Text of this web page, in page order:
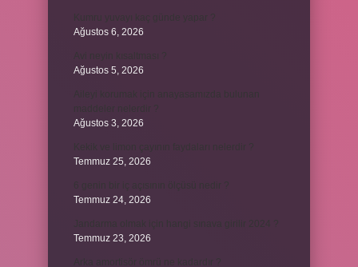
Ağustos 6, 2026
Ağustos 5, 2026
Ağustos 3, 2026
Temmuz 25, 2026
Temmuz 24, 2026
Temmuz 23, 2026